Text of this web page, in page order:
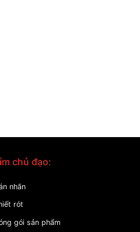
chủ đạo:
nhãn
rót
gói sản phẩm